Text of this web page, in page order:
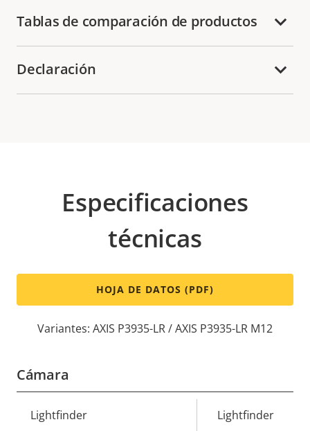
Tablas de comparación de productos
Declaración
Especificaciones
técnicas
HOJA DE DATOS (PDF)
Variantes: AXIS P3935-LR / AXIS P3935-LR M12
Cámara
Descripción
Lightfinder Lightfinder